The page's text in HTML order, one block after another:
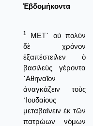
Ἑβδομήκοντα
1
ΜΕΤ᾿ οὐ πολὺν
δὲ χρόνον
ἐξαπέστειλεν ὁ
βασιλεὺς γέροντα
᾿Αθηναῖον
ἀναγκάζειν τοὺς
᾿Ιουδαίους
μεταβαίνειν ἐκ τῶν
πατρώων νόμων